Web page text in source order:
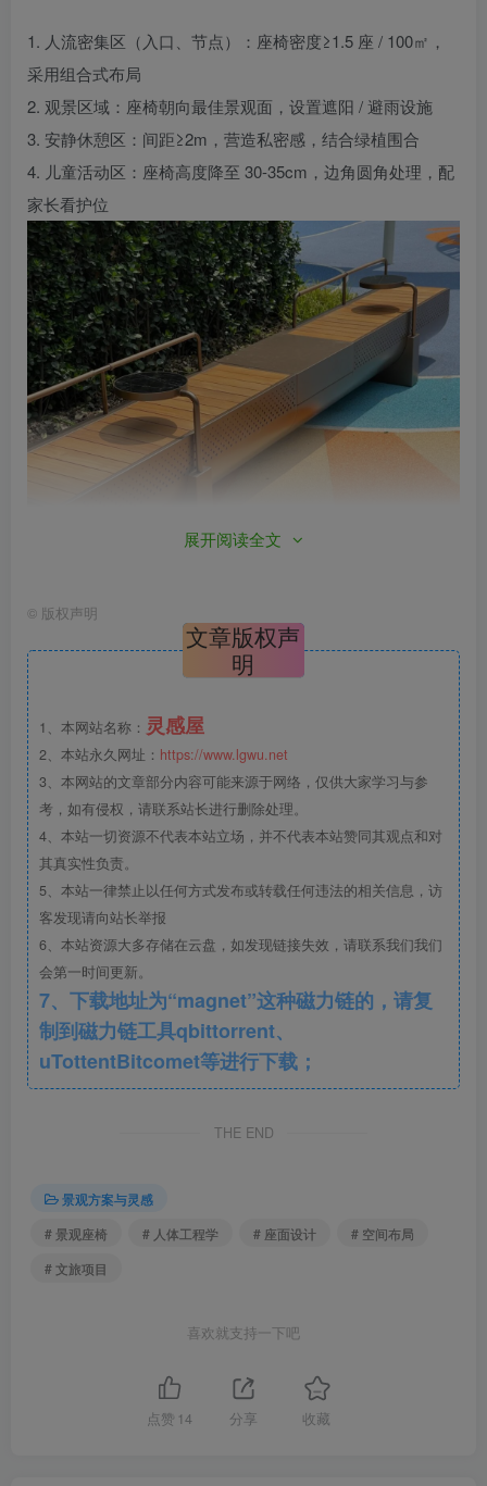
1. 人流密集区（入口、节点）：座椅密度≥1.5 座 / 100㎡，
采用组合式布局
2. 观景区域：座椅朝向最佳景观面，设置遮阳 / 避雨设施
3. 安静休憩区：间距≥2m，营造私密感，结合绿植围合
4. 儿童活动区：座椅高度降至 30-35cm，边角圆角处理，配
家长看护位
展开阅读全文
© 版权声明
文章版权声
明
1、本网站名称： 灵感屋
2、本站永久网址： https://www.lgwu.net
3、本网站的文章部分内容可能来源于网络，仅供大家学习与参
考，如有侵权，请联系站长进行删除处理。
4、本站一切资源不代表本站立场，并不代表本站赞同其观点和对
其真实性负责。
5、本站一律禁止以任何方式发布或转载任何违法的相关信息，访
客发现请向站长举报
6、本站资源大多存储在云盘，如发现链接失效，请联系我们我们
会第一时间更新。
7、下载地址为“magnet”这种磁力链的，请复
制到磁力链工具qbittorrent、
uTottentBitcomet等进行下载；
THE END
景观方案与灵感
# 景观座椅
# 人体工程学 # 座面设计
# 空间布局
# 文旅项目
喜欢就支持一下吧
点赞 14 分享 收藏